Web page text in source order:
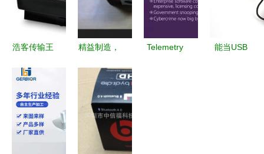
usb hub
息收集到拿
到Root
Shell的完
浩客传输王
Hub 高效扩
展的全能接
口利器
精益制造，
——优质
USB电脑周
边产品与专
业OEM服
Telemetry
能当USB